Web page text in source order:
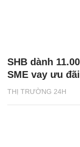
THỊ TRƯỜNG 24H
SHB dành
SME vay ưu đãi